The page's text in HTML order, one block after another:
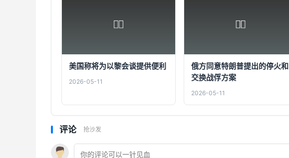
美国称将为以黎会谈提供便利
2026-05-11
俄方同意特朗普提出的停火和
交换战俘方案
2026-05-11
评论 抢沙发